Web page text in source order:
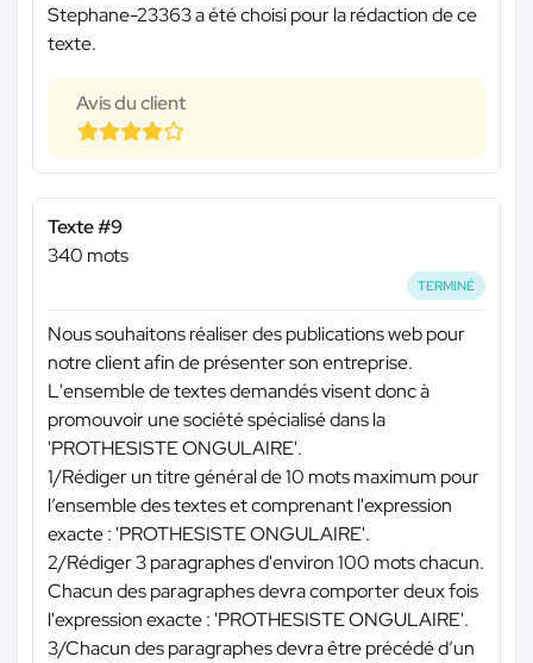
Stephane-23363 a été choisi pour la rédaction de ce
texte.
Avis du client
Texte #9
340 mots
TERMINÉ
Nous souhaitons réaliser des publications web pour
notre client afin de présenter son entreprise.
L'ensemble de textes demandés visent donc à
promouvoir une société spécialisé dans la
'PROTHESISTE ONGULAIRE'.
1/Rédiger un titre général de 10 mots maximum pour
l’ensemble des textes et comprenant l'expression
exacte : 'PROTHESISTE ONGULAIRE'.
2/Rédiger 3 paragraphes d'environ 100 mots chacun.
Chacun des paragraphes devra comporter deux fois
l'expression exacte : 'PROTHESISTE ONGULAIRE'.
3/Chacun des paragraphes devra être précédé d’un